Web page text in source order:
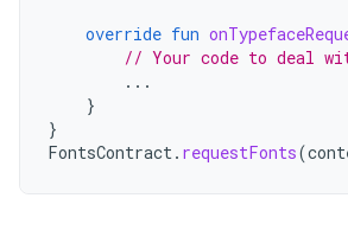
override fun
// Your code to deal
...
}
}
FontsContract. requestFonts(